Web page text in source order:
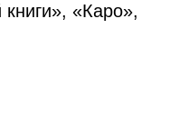
«Каро»,